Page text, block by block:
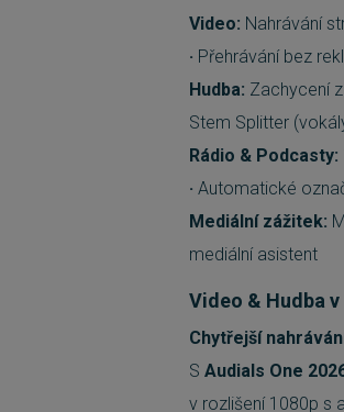
Video: Nahrávání
· Přehrávání bez
Hudba: Zachycení
Stem Splitter
Rádio & Podcasty:
· Automatické
Mediální zážitek:
mediální asistent
Video & Hudba
Chytřejší
S Audials One
v rozlišení 1080p s